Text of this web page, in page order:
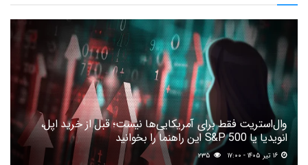
وال‌استریت فقط برای آمریکایی‌ها نیست؛ قبل از خرید اپل،
انویدیا یا S&P 500 این راهنما را بخوانید
۲۳۵